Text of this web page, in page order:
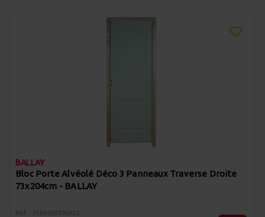
BALLAY
Bloc Porte Alvéolé Déco 3 Panneaux Traverse Droite
73x204cm - BALLAY
Réf : 3660568306302